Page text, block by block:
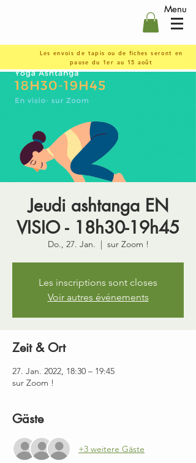
Menu
Les envois de tapis ou de fiches seront en
pause du 1er au 15 août
Jeudi ashtanga EN
VISIO - 18h30-19h45
Do., 27. Jan.
  |
sur Zoom !
Les inscriptions sont closes
Voir autres événements
Zeit & Ort
27. Jan. 2022, 18:30 – 19:45
sur Zoom !
Gäste
+3 weitere Gäste